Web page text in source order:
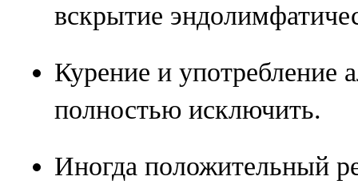
вскрытие
Курение и употребление
полностью исключить.
Иногда положительный